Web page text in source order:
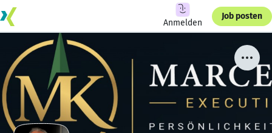
Anmelden
Job posten